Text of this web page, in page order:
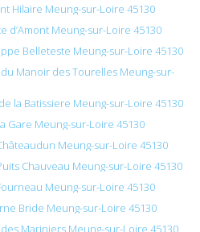
Hilaire Meung-sur-Loire 45130
d’Amont Meung-sur-Loire 45130
Belleteste Meung-sur-Loire 45130
Manoir des Tourelles Meung-sur-
la Batissiere Meung-sur-Loire 45130
Gare Meung-sur-Loire 45130
Meung-sur-Loire 45130
Chauveau Meung-sur-Loire 45130
Meung-sur-Loire 45130
Bride Meung-sur-Loire 45130
Mariniers Meung-sur-Loire 45130